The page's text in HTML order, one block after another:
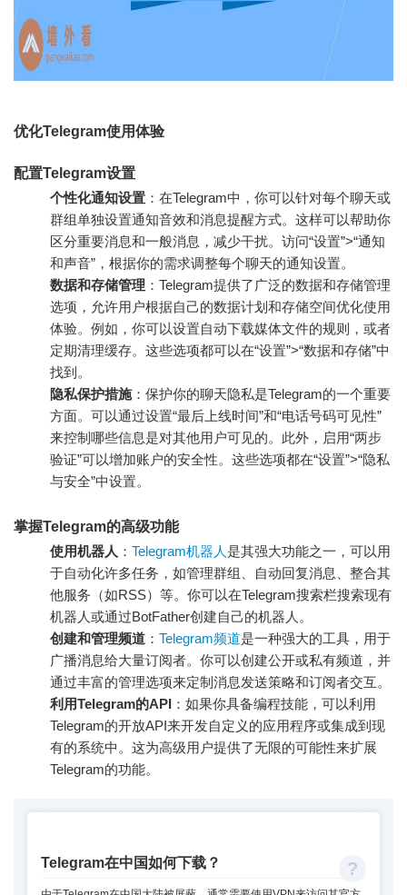
优化Telegram使用体验
配置Telegram设置
个性化通知设置 ：在Telegram中，你可以针对每个聊天或
群组单独设置通知音效和消息提醒方式。这样可以帮助你
区分重要消息和一般消息，减少干扰。访问“设置”>“通知
和声音”，根据你的需求调整每个聊天的通知设置。
数据和存储管理 ：Telegram提供了广泛的数据和存储管理
选项，允许用户根据自己的数据计划和存储空间优化使用
体验。例如，你可以设置自动下载媒体文件的规则，或者
定期清理缓存。这些选项都可以在“设置”>“数据和存储”中
找到。
隐私保护措施：保护你的聊天隐私是Telegram的一个重要
方面。可以通过设置“最后上线时间”和“电话号码可见性”
来控制哪些信息是对其他用户可见的。此外，启用“两步
验证”可以增加账户的安全性。这些选项都在“设置”>“隐私
与安全”中设置。
掌握Telegram的高级功能
使用机器人 ： Telegram机器人 是其强大功能之一，可以用
于自动化许多任务，如管理群组、自动回复消息、整合其
他服务（如RSS）等。你可以在Telegram搜索栏搜索现有
机器人或通过BotFather创建自己的机器人。
创建和管理频道 ： Telegram频道是一种强大的工具，用于
广播消息给大量订阅者。你可以创建公开或私有频道，并
通过丰富的管理选项来定制消息发送策略和订阅者交互。
利用Telegram的API ：如果你具备编程技能，可以利用
Telegram的开放API来开发自定义的应用程序或集成到现
有的系统中。这为高级用户提供了无限的可能性来扩展
Telegram的功能。
Telegram在中国如何下载？